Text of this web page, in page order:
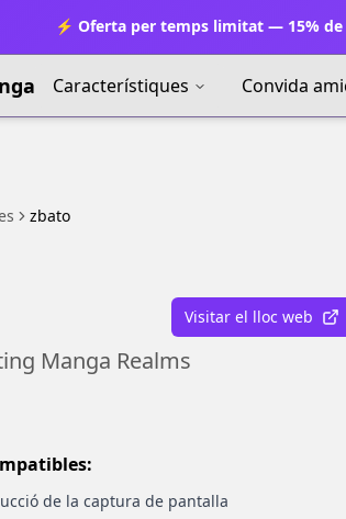
⚡ Oferta per temps limitat — 15%
Característiques Convida
zbato
Visitar el lloc web
Manga Realms
de la captura de pantalla